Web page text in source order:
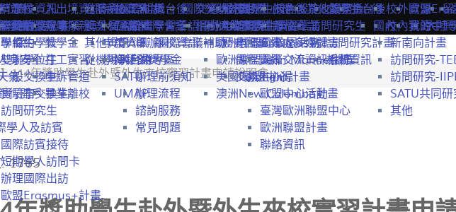
險
全民健
保
身安全
氣
行開戶
外國學生
大陸學生
交換生心得
交換生心得
大陸交換生
申請資訊
課程資訊
交換生心得
訪問研究生
訪問研究計畫
相關資訊
入出境資訊
親屬探親
獎學金
打工實習
申訴管道
畢業離校
抵台後
學習華語
離校資訊
抵台後
離校資訊
抵台後
大陸
學校資訊
雙聯獎學金
活動資訊
海外實習計畫
申請資訊
學海築夢獎學金
服務目標
申請資訊
歷史回顧
其他獎學金
歐盟
我的中
流程
要點
邀請函&工作證
簽證&居留證
其他資訊
從機場到台中
交通資訊
相關連結
校內設施&服務
學習華語
校園活動
校外資源
校內資源
位
締約注意事項
締約學校
參與國際組織
EAIE
APAIE
NAFSA
SATU
UMAP
國際獎助計畫
國外
歐洲聯盟Erasmus+計畫
歐洲聯盟Jean Monnet計畫
美國Fulbright計畫
澳洲New Colombo計畫
國內
新南向計畫
訪問研究-
訪問研究-
SATU共同
其他
學生
學位生
雙聯學位生
一般交換生
實驗室交換生
訪問研究生
學人及訪賓
國際訪賓接待
短期學人訪問卡
辦理國際出訪
歐盟Erasmus+計畫
主辦國際會議
舉辦國際會議補助
入台證專區
辦理前須知
辦理流程
諮詢服務
常見問題
國際化資源
國際處多媒體
國際交流資訊系統
歐盟中心
歐盟中心活動
臺灣歐洲聯盟中心
歐洲聯盟計畫
聯絡資訊
114年獎助學生赴外暨外生來校實習計畫申請說明會
1765